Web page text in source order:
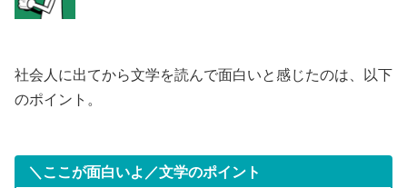
社会人に出てから文学を読んで面白いと感じたのは、以下
のポイント。
＼ここが面白いよ／文学のポイント